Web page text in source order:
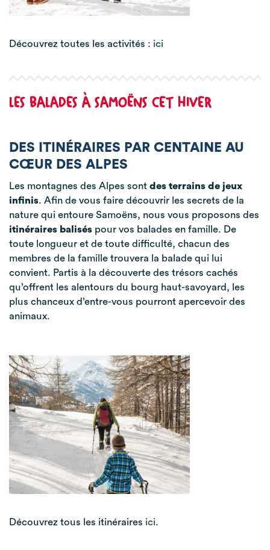
Découvrez toutes les activités : ici
LES BALADES À SAMOËNS CET HIVER
DES ITINÉRAIRES PAR CENTAINE AU
CŒUR DES ALPES
Les montagnes des Alpes sont des terrains de jeux
infinis. Afin de vous faire découvrir les secrets de la
nature qui entoure Samoëns, nous vous proposons des
itinéraires balisés pour vos balades en famille. De
toute longueur et de toute difficulté, chacun des
membres de la famille trouvera la balade qui lui
convient. Partis à la découverte des trésors cachés
qu’offrent les alentours du bourg haut-savoyard, les
plus chanceux d’entre-vous pourront apercevoir des
animaux.
Découvrez tous les itinéraires ici.